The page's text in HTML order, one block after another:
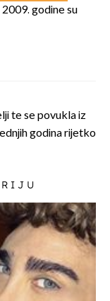
2009. godine su
te se povukla iz
godina rijetko